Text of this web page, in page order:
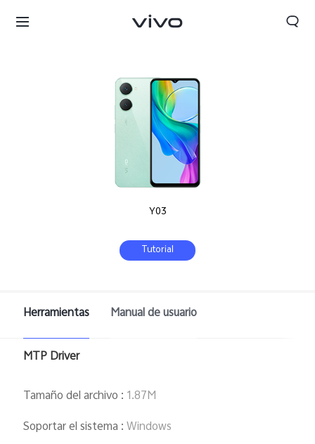
España | Seleccione país/región
Y03
Tutorial
Herramientas Manual de usuario
MTP Driver
Tamaño del archivo : 1.87M
Soportar el sistema :Windows